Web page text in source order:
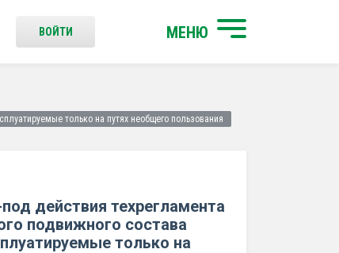
МЕНЮ
ВОЙТИ
только на путях необщего пользования
действия техрегламента
подвижного состава
только на